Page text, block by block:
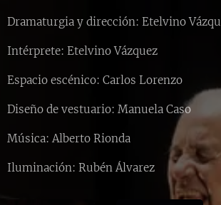
Dramaturgia y dirección: Etelvino
Intérprete: Etelvino Vázquez
Espacio escénico: Carlos Lorenzo
Diseño de vestuario: Manuela Caso
Música: Alberto Rionda
Iluminación: Rubén Álvarez